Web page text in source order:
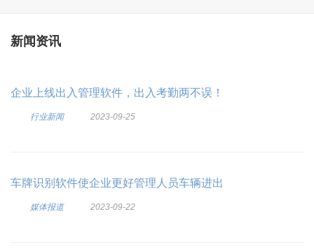
新闻资讯
企业上线出入管理软件，出入考勤两不误！
行业新闻 2023-09-25
车牌识别软件使企业更好管理人员车辆进出
媒体报道 2023-09-22